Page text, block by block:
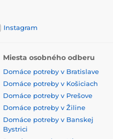
Instagram
Miesta osobného odberu
Domáce potreby v Bratislave
Domáce potreby v Košiciach
Domáce potreby v Prešove
Domáce potreby v Žiline
Domáce potreby v Banskej
Bystrici